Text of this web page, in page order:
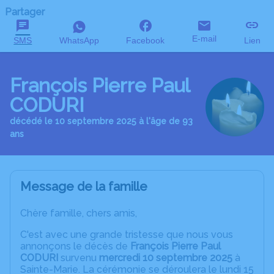
Partager
SMS WhatsApp Facebook E-mail Lien
François Pierre Paul
CODURI
décédé le 10 septembre 2025 à l'âge de 93
ans
Message de la famille
Chère famille, chers amis,
C'est avec une grande tristesse que nous vous
annonçons le décès de François Pierre Paul
CODURI survenu mercredi 10 septembre 2025 à
Sainte-Marie. La cérémonie se déroulera le lundi 15